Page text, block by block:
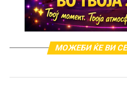
Вагите го
рефлекторите
Иако Девиците се главните
својата харизма, шарм и
МОЖЕБИ ЌЕ ВИ